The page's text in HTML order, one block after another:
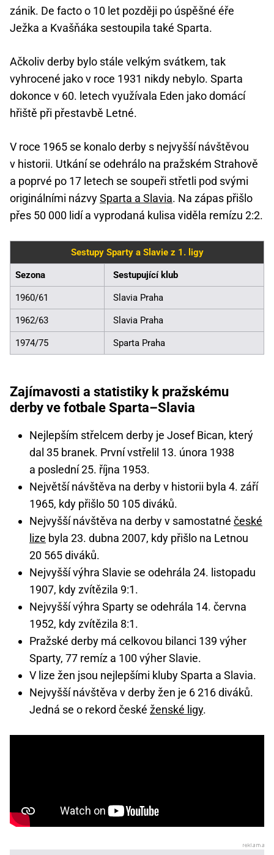
zánik. De facto o 10 let později po úspěšné éře
Ježka a Kvašňáka sestoupila také Sparta.
Ačkoliv derby bylo stále velkým svátkem, tak
vyhrocené jako v roce 1931 nikdy nebylo. Sparta
dokonce v 60. letech využívala Eden jako domácí
hřiště při přestavbě Letné.
V roce 1965 se konalo derby s nejvyšší návštěvou
v historii. Utkání se odehrálo na pražském Strahově
a poprvé po 17 letech se soupeři střetli pod svými
originálními názvySparta a Slavia. Na zápas přišlo
přes 50 000 lidí a vyprodaná kulisa viděla remízu 2:2.
Sestupy Sparty a Slavie z 1. ligy
Sezona Sestupující klub
1960/61 Slavia Praha
1962/63 Slavia Praha
1974/75 Sparta Praha
Zajímavosti a statistiky k pražskému
derby ve fotbale Sparta–Slavia
Nejlepším střelcem derby je Josef Bican, který
dal 35 branek. První vstřelil 13. února 1938
a poslední 25. října 1953.
Největší návštěva na derby v historii byla 4. září
1965, kdy přišlo 50 105 diváků.
Nejvyšší návštěva na derby v samostatné české
lize byla 23. dubna 2007, kdy přišlo na Letnou
20 565 diváků.
Nejvyšší výhra Slavie se odehrála 24. listopadu
1907, kdy zvítězila 9:1.
Nejvyšší výhra Sparty se odehrála 14. června
1952, kdy zvítězila 8:1.
Pražské derby má celkovou bilanci 139 výher
Sparty, 77 remíz a 100 výher Slavie.
V lize žen jsou nejlepšími kluby Sparta a Slavia.
Nejvyšší návštěva v derby žen je 6 216 diváků.
Jedná se o rekord české ženské ligy.